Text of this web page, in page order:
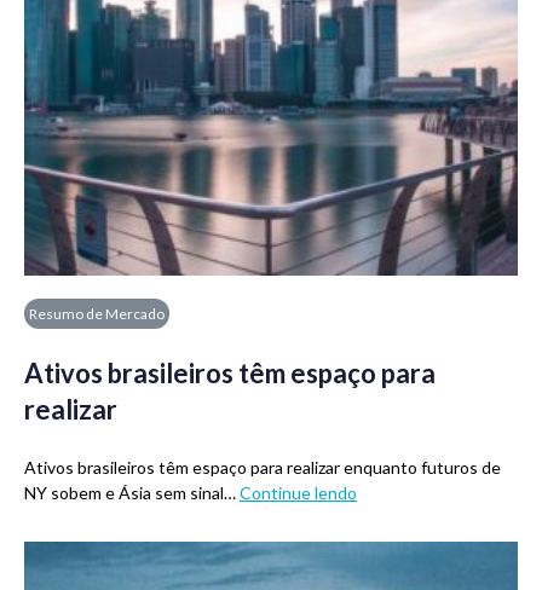
Resumo de Mercado
Ativos brasileiros têm espaço para
realizar
Ativos brasileiros têm espaço para realizar enquanto futuros de
NY sobem e Ásia sem sinal…Continue lendo